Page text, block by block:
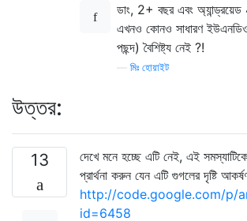
ডাং, 2+ বছর এবং
এখনও কোনও সাধারণ
পছন্দ) বৈশিষ্ট্য নেই ?!
মিঃ হোয়াইট
উত্তর:
13
দেখে মনে হচ্ছে এটি নেই, এই
প্রার্থনা করুন যেন এটি গুগলের দৃষ্টি
http://code.google.com/p/
id=6458